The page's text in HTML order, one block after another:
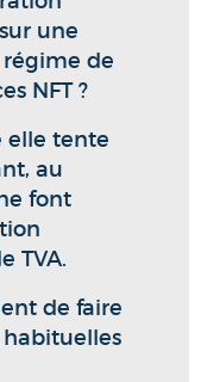
une
de
NFT ?
elle tente
au
font
TVA.
de faire
habituelles